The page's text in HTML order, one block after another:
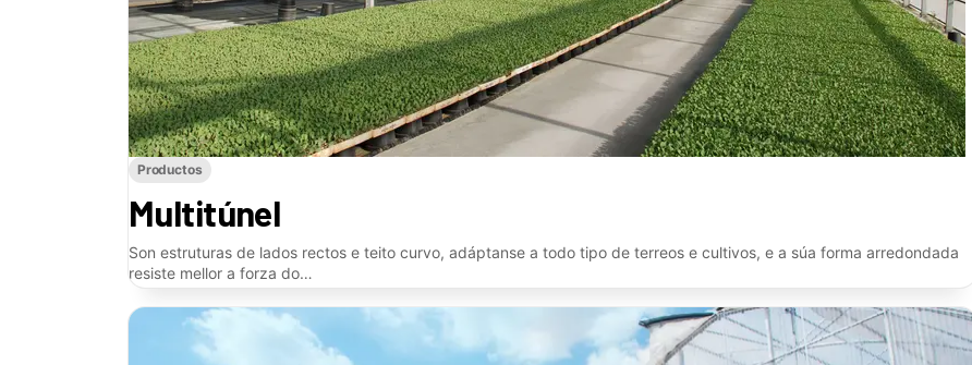
Productos
Multitúnel
Son estruturas de lados rectos e teito curvo, adáptanse a todo tipo de terreos e cultivos, e a súa forma arredondada
resiste mellor a forza do…